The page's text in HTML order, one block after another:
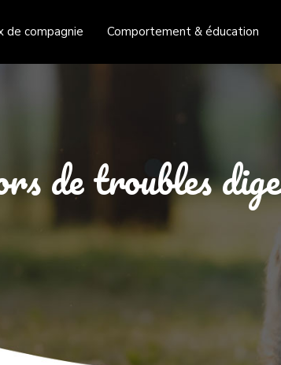
de compagnie Comportement & éducation
de troubles